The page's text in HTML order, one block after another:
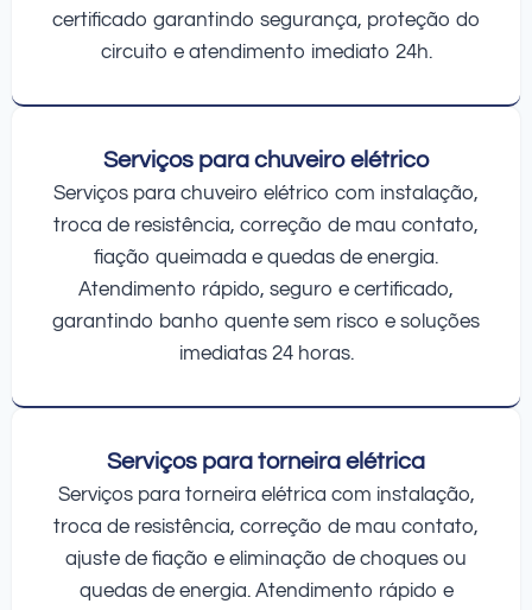
certificado garantindo segurança, proteção do
circuito e atendimento imediato 24h.
Serviços para chuveiro elétrico
Serviços para chuveiro elétrico com instalação,
troca de resistência, correção de mau contato,
fiação queimada e quedas de energia.
Atendimento rápido, seguro e certificado,
garantindo banho quente sem risco e soluções
imediatas 24 horas.
Serviços para torneira elétrica
Serviços para torneira elétrica com instalação,
troca de resistência, correção de mau contato,
ajuste de fiação e eliminação de choques ou
quedas de energia. Atendimento rápido e